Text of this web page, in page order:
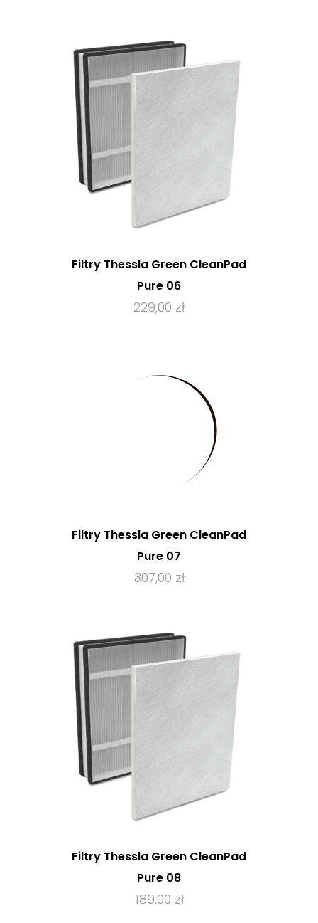
Filtry Thessla Green CleanPad
Pure 06
229,00 zł
Filtry Thessla Green CleanPad
Pure 07
307,00 zł
Filtry Thessla Green CleanPad
Pure 08
189,00 zł